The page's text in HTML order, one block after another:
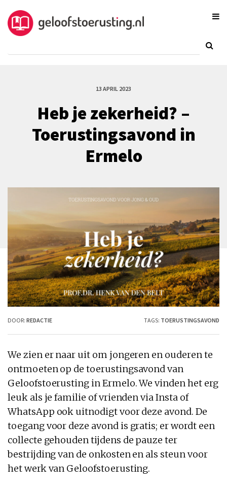
13 APRIL 2023
Heb je zekerheid? –
Toerustingsavond in
Ermelo
DOOR: REDACTIE TAGS: TOERUSTINGSAVOND
We zien er naar uit om jongeren en ouderen te
ontmoeten op de toerustingsavond van
Geloofstoerusting in Ermelo. We vinden het erg
leuk als je familie of vrienden via Insta of
WhatsApp ook uitnodigt voor deze avond. De
toegang voor deze avond is gratis; er wordt een
collecte gehouden tijdens de pauze ter
bestrijding van de onkosten en als steun voor
het werk van Geloofstoerusting.